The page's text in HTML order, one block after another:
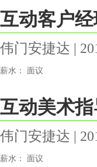
互动客户
伟门安捷达 |
薪水： 面议
互动美术
伟门安捷达 |
薪水： 面议